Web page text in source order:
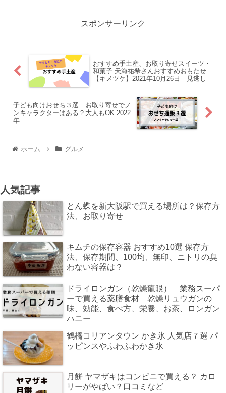
スポンサーリンク
おすすめ手土産、お取り寄せスイーツ・
和菓子 天海祐希さんおすすめおもたせ
【キメツケ】2021年10月26日 見逃し
子ども向けおせち３選 お取り寄せでノ
ンキャラクターはある？大人もOK 2022
年
ホーム グルメ
人気記事
とん蝶を新大阪駅で買える場所は？保存方
法、お取り寄せ
キムチの保存容器 おすすめ10選 保存方
法、保存期間、100均、無印、ニトリの臭
わない容器は？
ドライロンガン（乾燥龍眼） 業務スーパ
ーで買える薬膳食材 乾燥リュウガンの
味、効能、食べ方、栄養、お茶、ロンガン
ハニー
鶴橋コリアンタウン かき氷 人気店７選 パ
ッピンスやふわふわかき氷
月餅 ヤマザキはコンビニで買える？ カロ
リーがやばい？口コミなど